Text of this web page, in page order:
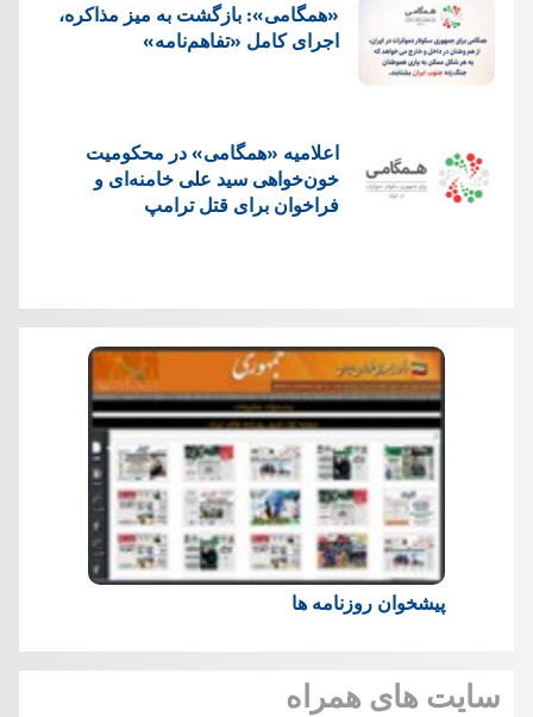
«همگامی»: بازگشت به میز مذاکره،
اجرای کامل «تفاهم‌نامه»
اعلامیه «همگامی» در محکومیت
خون‌خواهی سید علی خامنه‌ای و
فراخوان برای قتل ترامپ
پیشخوان روزنامه ها
سایت های همراه